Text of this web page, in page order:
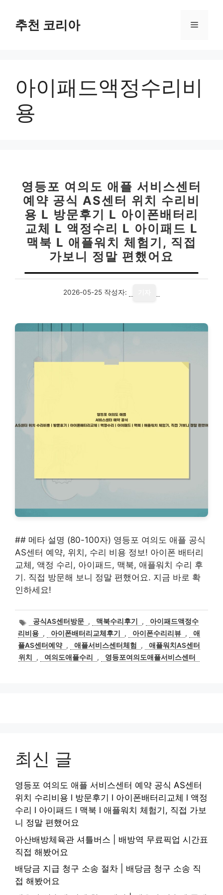
추천 코리아 메
아이패드액정수리비
용
영등포 여의도 애플 서비스센터
예약 공식 AS센터 위치 수리비
용 L 방문후기 L 아이폰배터리
교체 L 액정수리 L 아이패드 L
맥북 L 애플워치 체험기, 직접
가보니 정말 편했어요
2026-05-25 작성자:
## 메타 설명 (80-100자) 영등포 여의도 애플 공식
AS센터 예약, 위치, 수리 비용 정보! 아이폰 배터리
교체, 액정 수리, 아이패드, 맥북, 애플워치 수리 후
기. 직접 방문해 보니 정말 편했어요. 지금 바로 확
인하세요!
태
그
공식AS센터방문 , 맥북수리후기 ,
아이패드액정수
리비용 , 아이폰배터리교체후기 , 아이폰수리리뷰 ,
애
플AS센터예약 , 애플서비스센터체험 ,
애플워치AS센터
위치
, 여의도애플수리 , 영등포여의도애플서비스센터
최신 글
영등포 여의도 애플 서비스센터 예약 공식 AS센터
위치 수리비용 l 방문후기 l 아이폰배터리교체 l 액정
수리 l 아이패드 l 맥북 l 애플워치 체험기, 직접 가보
니 정말 편했어요
아산배방체육관 셔틀버스 | 배방역 무료픽업 시간표
직접 해봤어요
배당금 지급 청구 소송 절차 | 배당금 청구 소송 직
접 해봤어요